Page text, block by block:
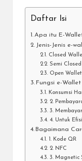
Daftar Isi
Apa itu E-
Jenis-Jenis e-
Closed
Semi
Open Wallet
Fungsi e-Wallet
Konsumsi
2.
3.
4. Untuk
Bagaimana
1. Kode QR
2. NFC
3. Magnetic